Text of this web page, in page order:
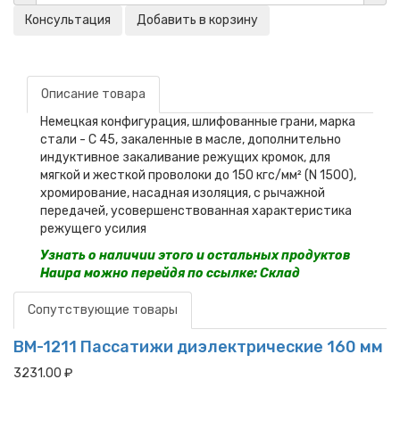
Описание товара
Немецкая конфигурация, шлифованные грани, марка
стали - С 45, закаленные в масле, дополнительно
индуктивное закаливание режущих кромок, для
мягкой и жесткой проволоки до 150 кгс/мм² (N 1500),
хромирование, насадная изоляция, с рычажной
передачей, усовершенствованная характеристика
режущего усилия
Узнать о наличии этого и остальных продуктов
Haupa можно перейдя по ссылке:Склад
Сопутствующие товары
BM-1211 Пассатижи диэлектрические 160 мм
3231.00 ₽